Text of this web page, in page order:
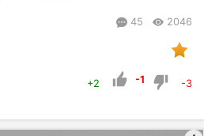
45 2046
+2 -1 -3